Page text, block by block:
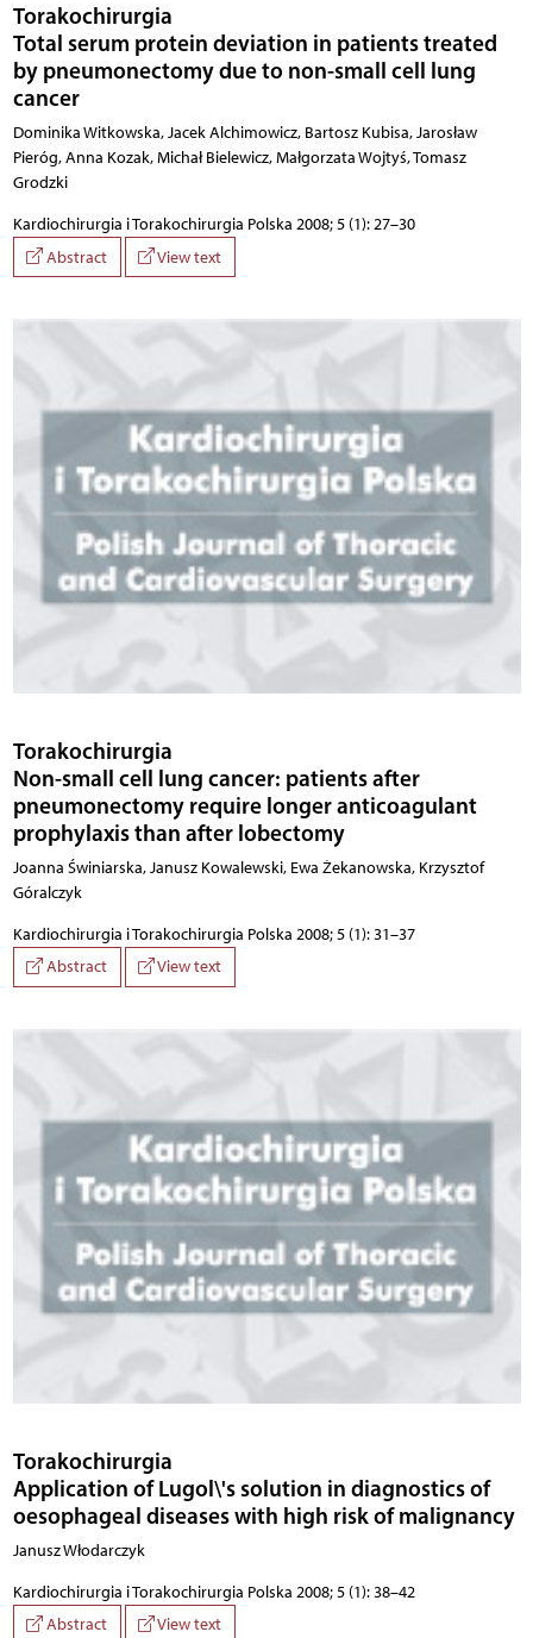
Torakochirurgia
Total serum protein deviation in patients treated
by pneumonectomy due to non-small cell lung
cancer
Dominika Witkowska, Jacek Alchimowicz, Bartosz Kubisa, Jarosław
Pieróg, Anna Kozak, Michał Bielewicz, Małgorzata Wojtyś, Tomasz
Grodzki
Kardiochirurgia i Torakochirurgia Polska 2008; 5 (1): 27–30
Abstract
View text
Torakochirurgia
Non-small cell lung cancer: patients after
pneumonectomy require longer anticoagulant
prophylaxis than after lobectomy
Joanna Świniarska, Janusz Kowalewski, Ewa Żekanowska, Krzysztof
Góralczyk
Kardiochirurgia i Torakochirurgia Polska 2008; 5 (1): 31–37
Abstract
View text
Torakochirurgia
Application of Lugol\'s solution in diagnostics of
oesophageal diseases with high risk of malignancy
Janusz Włodarczyk
Kardiochirurgia i Torakochirurgia Polska 2008; 5 (1): 38–42
Abstract
View text